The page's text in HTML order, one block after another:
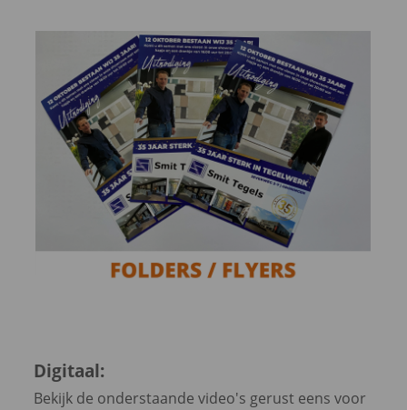
Digitaal:
Bekijk de onderstaande video's gerust eens voor